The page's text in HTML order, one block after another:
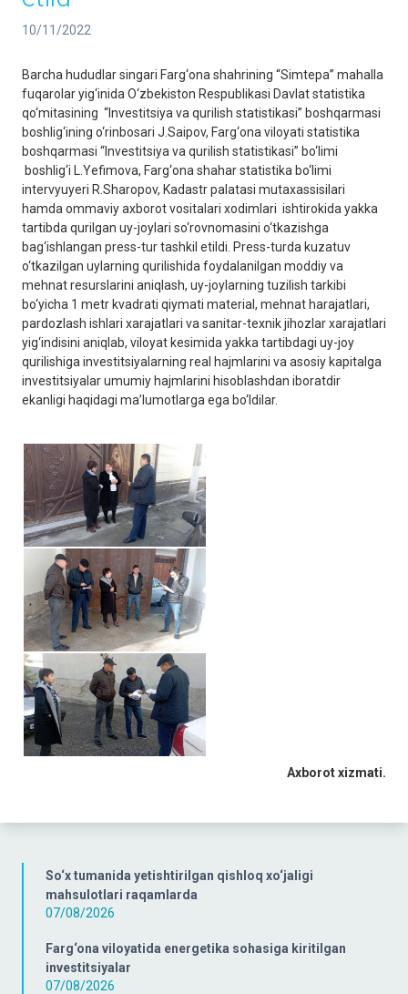
So‘x tumanida yetishtirilgan qishloq xo‘jaligi
mahsulotlari raqamlarda
07/08/2026
Farg‘ona viloyatida energetika sohasiga kiritilgan
investitsiyalar
07/08/2026
10/11/2022
Barcha hududlar singari Farg‘ona shahrining “Simtepa” mahalla
fuqarolar yig‘inida O‘zbekiston Respublikasi Davlat statistika
qo‘mitasining “Investitsiya va qurilish statistikasi” boshqarmasi
boshlig‘ining o‘rinbosari J.Saipov, Farg‘ona viloyati statistika
boshqarmasi “Investitsiya va qurilish statistikasi” bo‘limi
boshlig‘i L.Yefimova, Farg‘ona shahar statistika bo‘limi
intervyuyeri R.Sharopov, Kadastr palatasi mutaxassisilari
hamda ommaviy axborot vositalari xodimlari ishtirokida yakka
tartibda qurilgan uy-joylari so‘rovnomasini o‘tkazishga
bag‘ishlangan press-tur tashkil etildi. Press-turda kuzatuv
o‘tkazilgan uylarning qurilishida foydalanilgan moddiy va
mehnat resurslarini aniqlash, uy-joylarning tuzilish tarkibi
bo‘yicha 1 metr kvadrati qiymati material, mehnat harajatlari,
pardozlash ishlari xarajatlari va sanitar-texnik jihozlar xarajatlari
yig‘indisini aniqlab, viloyat kesimida yakka tartibdagi uy-joy
qurilishiga investitsiyalarning real hajmlarini va asosiy kapitalga
investitsiyalar umumiy hajmlarini hisoblashdan iboratdir
ekanligi haqidagi ma’lumotlarga ega bo‘ldilar.
Axborot xizmati.